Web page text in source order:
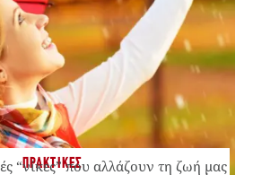
ΠΡΑΚΤΙΚΕΣ
“νίκες” που αλλάζουν τη ζωή μας